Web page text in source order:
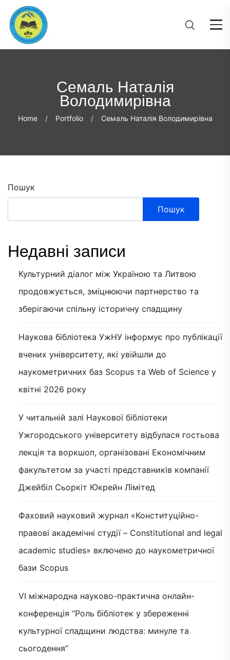
Семаль Наталія
Володимирівна
Home Portfolio Семаль Наталія Володимирівна
Пошук
Пошук
Недавні записи
Культурний діалог між Україною та Литвою
продовжується, зміцнюючи партнерство та
зберігаючи спільну історичну спадщину
Наукова бібліотека УжНУ інформує про публікації
вчених університету, які увійшли до
наукометричних баз Scopus та Web of Science у
квітні 2026 року
У читальній залі Наукової бібліотеки
Ужгородського університету відбулася гостьова
лекція та воркшоп, організовані Економічним
факультетом за участі представників компанії
Джейбіл Сьоркіт Юкрейн Лімітед
Фаховий науковий журнал «Конституційно-
правові академічні студії – Constitutional and legal
academic studies» включено до наукометричної
бази Scopus
VI міжнародна науково-практична онлайн-
конференція “Роль бібліотек у збереженні
культурної спадщини людства: минуле та
сьогодення”